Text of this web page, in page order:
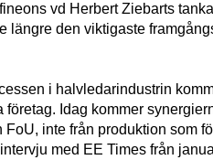
vd Herbert Ziebarts
längre den viktigaste
i halvledarindustrin
företag. Idag kommer
FoU, inte från produktion som
med EE Times från